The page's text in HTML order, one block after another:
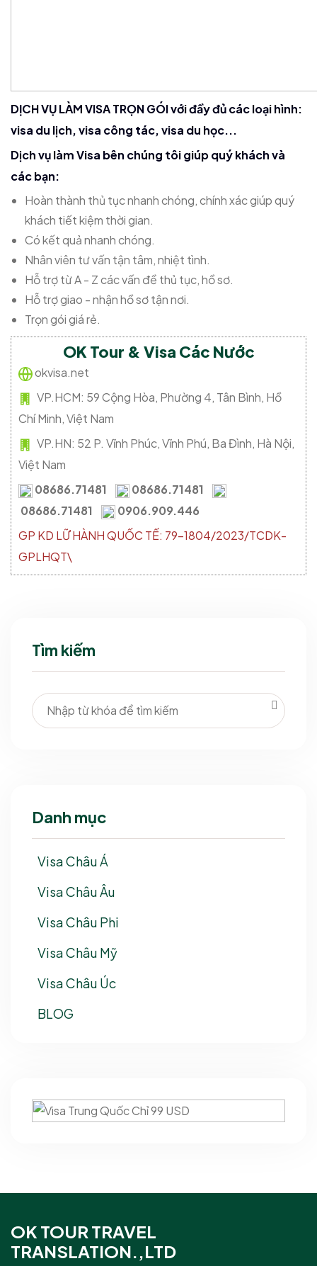
DỊCH VỤ LÀM VISA TRỌN GÓI với đầy đủ các loại hình:
visa du lịch, visa công tác, visa du học...
Dịch vụ làm Visa bên chúng tôi giúp quý khách và
các bạn:
Hoàn thành thủ tục nhanh chóng, chính xác giúp quý
khách tiết kiệm thời gian.
Có kết quả nhanh chóng.
Nhân viên tư vấn tận tâm, nhiệt tình.
Hỗ trợ từ A - Z các vấn đề thủ tục, hồ sơ.
Hỗ trợ giao - nhận hồ sơ tận nơi.
Trọn gói giá rẻ.
OK Tour & Visa Các Nước
okvisa.net
VP.HCM: 59 Cộng Hòa, Phường 4, Tân Bình, Hồ
Chí Minh, Việt Nam
VP.HN: 52 P. Vĩnh Phúc, Vĩnh Phú, Ba Đình, Hà Nội,
Việt Nam
08686.71481
08686.71481
08686.71481
0906.909.446
GP KD LỮ HÀNH QUỐC TẾ: 79-1804/2023/TCDK-
GPLHQT\
Tìm kiếm
Danh mục
Visa Châu Á
Visa Châu Âu
Visa Châu Phi
Visa Châu Mỹ
Visa Châu Úc
BLOG
OK TOUR TRAVEL
TRANSLATION.,LTD